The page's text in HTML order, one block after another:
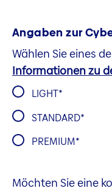
Angaben zur
Wählen Sie eines
Informationen zu
LIGHT
STANDARD
PREMIUM
Möchten Sie eine